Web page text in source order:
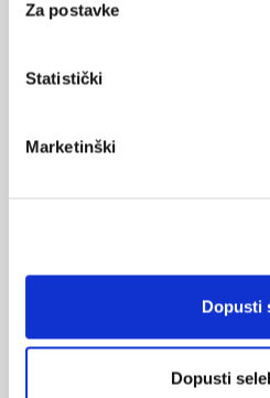
Za postavke
Statistički
Marketinški
Dopusti
Dopusti
Kliničke studije